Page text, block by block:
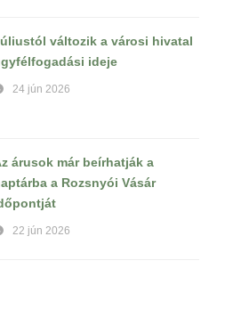
változik a városi hivatal
ideje
24 jún 2026
árusok már beírhatják a
a Rozsnyói Vásár
22 jún 2026